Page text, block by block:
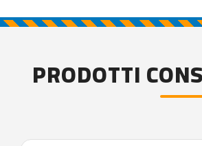
PRODOTTI